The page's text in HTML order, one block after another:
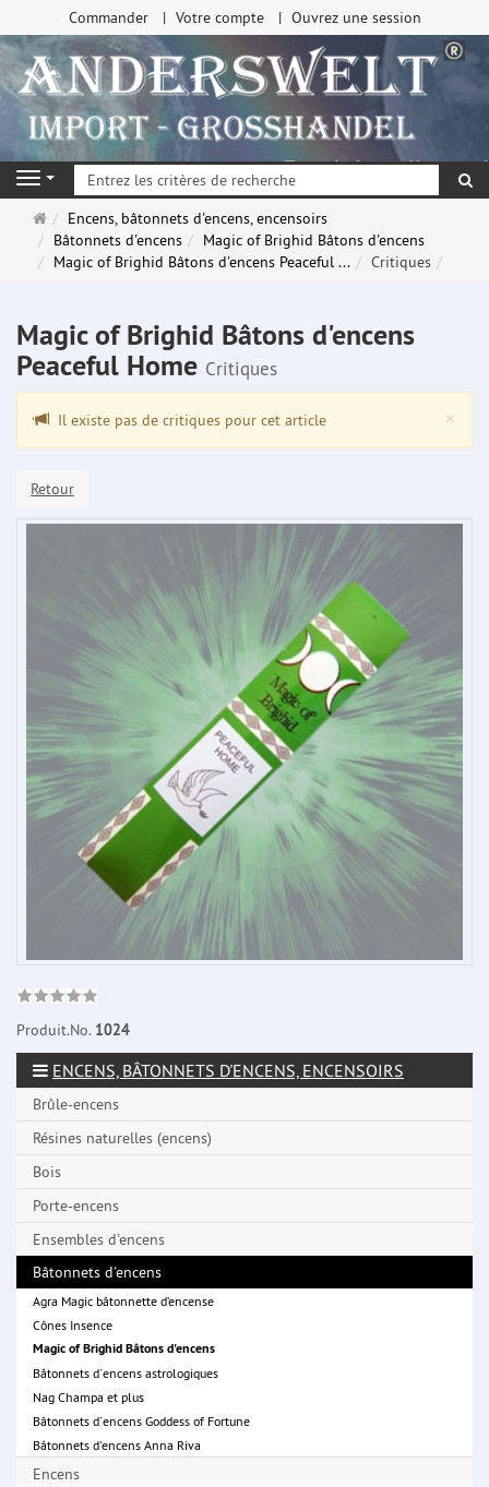
Commander Votre compte Ouvrez une session
Navigation
Page
d'accueil
Encens, bâtonnets d'encens, encensoirs
Bâtonnets d'encens
Magic of Brighid Bâtons d'encens
Magic of Brighid Bâtons d'encens Peaceful ...
Critiques
Magic of Brighid Bâtons d'encens
Peaceful Home Critiques
×
Il existe pas de critiques pour cet article
Retour
Produit.No. 1024
ENCENS, BÂTONNETS D'ENCENS, ENCENSOIRS
Brûle-encens
Résines naturelles (encens)
Bois
Porte-encens
Ensembles d'encens
Bâtonnets d'encens
Agra Magic bâtonnette d’encense
Cônes Insence
Magic of Brighid Bâtons d'encens
Bâtonnets d´encens astrologiques
Nag Champa et plus
Bâtonnets d´encens Goddess of Fortune
Bâtonnets d'encens Anna Riva
Encens